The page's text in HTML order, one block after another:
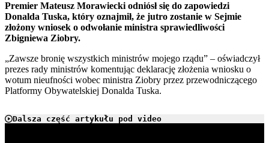
Premier Mateusz Morawiecki odniósł się do zapowiedzi
Donalda Tuska, który oznajmił, że jutro zostanie w Sejmie
złożony wniosek o odwołanie ministra sprawiedliwości
Zbigniewa Ziobry.
„Zawsze bronię wszystkich ministrów mojego rządu” – oświadczył
prezes rady ministrów komentując deklarację złożenia wniosku o
wotum nieufności wobec ministra Ziobry przez przewodniczącego
Platformy Obywatelskiej Donalda Tuska.
Dalsza część artykułu pod video